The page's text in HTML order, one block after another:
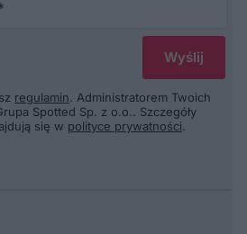
regulamin. Administratorem Twoich
Spotted Sp. z o.o.. Szczegóły
się w polityce prywatności.